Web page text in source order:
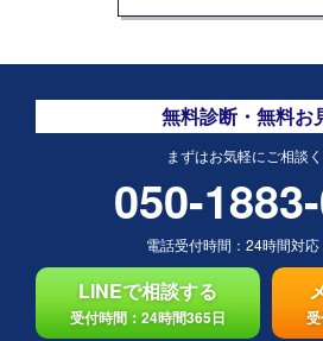
無料診断・無料お
まずはお気軽にご相談
050-
電話受付時間： 24時間対応
LINEで相談する
受付時間：24時間365日